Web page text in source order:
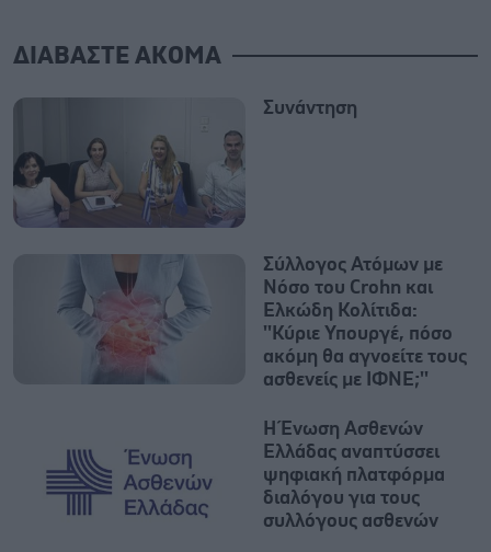
ΔΙΑΒΑΣΤΕ ΑΚΟΜΑ
Συνάντηση
Σύλλογος Ατόμων με
Νόσο του Crohn και
Ελκώδη Κολίτιδα:
''Κύριε Υπουργέ, πόσο
ακόμη θα αγνοείτε τους
ασθενείς με ΙΦΝΕ;''
Η Ένωση Ασθενών
Ελλάδας αναπτύσσει
ψηφιακή πλατφόρμα
διαλόγου για τους
συλλόγους ασθενών